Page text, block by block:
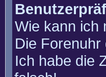
Wie kann ich
Die Forenuhr
Ich habe die